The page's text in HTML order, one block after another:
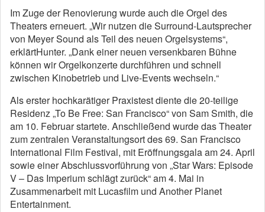
Im Zuge der Renovierung wurde auch die Orgel des
Theaters erneuert. „Wir nutzen die Surround-Lautsprecher
von Meyer Sound als Teil des neuen Orgelsystems“,
erklärtHunter. „Dank einer neuen versenkbaren Bühne
können wir Orgelkonzerte durchführen und schnell
zwischen Kinobetrieb und Live-Events wechseln.“
Als erster hochkarätiger Praxistest diente die 20-teilige
Residenz „To Be Free: San Francisco“ von Sam Smith, die
am 10. Februar startete. Anschließend wurde das Theater
zum zentralen Veranstaltungsort des 69. San Francisco
International Film Festival, mit Eröffnungsgala am 24. April
sowie einer Abschlussvorführung von „Star Wars: Episode
V – Das Imperium schlägt zurück“ am 4. Mai in
Zusammenarbeit mit Lucasfilm und Another Planet
Entertainment.